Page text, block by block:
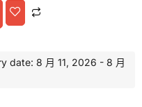
date: 8 月 11, 2026 - 8 月